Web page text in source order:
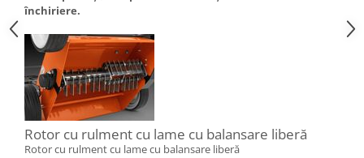
închiriere.
Rotor cu rulment cu lame cu balansare liberă
Rotor cu rulment cu lame cu balansare liberă